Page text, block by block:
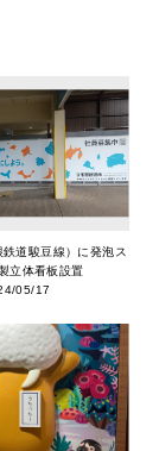
道駿豆線）に発泡ス
立体看板設置
05/17